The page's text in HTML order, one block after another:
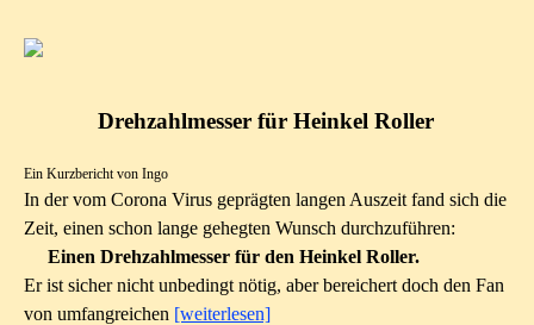
Drehzahlmesser für Heinkel Roller
Ein Kurzbericht von Ingo
In der vom Corona Virus geprägten langen Auszeit fand sich die
Zeit, einen schon lange gehegten Wunsch durchzuführen:
Einen Drehzahlmesser für den Heinkel Roller.
Er ist sicher nicht unbedingt nötig, aber bereichert doch den Fan
von umfangreichen [weiterlesen]